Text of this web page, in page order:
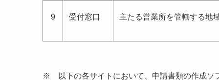
9 受付窓口 主たる営業所を管轄する地
※ 以下の各サイトにおいて、申請書類の作成ソ